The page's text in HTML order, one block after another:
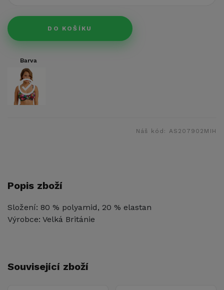
DO KOŠÍKU
Barva
Náš kód: AS207902MIH
Popis zboží
Složení: 80 % polyamid, 20 % elastan
Výrobce: Velká Británie
Související zboží